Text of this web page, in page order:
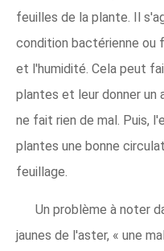
feuilles de la plante. Il
condition bactérienne ou
et l'humidité. Cela peut
plantes et leur donner un
ne fait rien de mal. Puis,
plantes une bonne
feuillage.
Un problème à noter
jaunes de l'aster, « une